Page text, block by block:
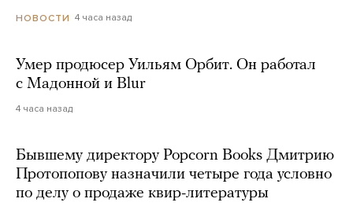
НОВОСТИ 4 часа назад
Умер продюсер Уильям Орбит. Он работал
с Мадонной и Blur
4 часа назад
Бывшему директору Popcorn Books Дмитрию
Протопопову назначили четыре года условно
по делу о продаже квир-литературы